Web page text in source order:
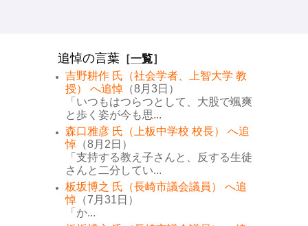
追悼の言葉 ［一覧］
吉野耕作 氏（社会学者、上智大学 教
授） へ追悼 （8月3日）
「いつもはつらつとして、大股で颯爽
と歩く姿が今も思...
森口雅彦 氏（上板中学校 校長） へ追
悼 （8月2日）
「支持する教え子さんと、反する生徒
さんと二分してい...
板坂博之 氏（長崎市議会議員） へ追
悼 （7月31日）
「か...